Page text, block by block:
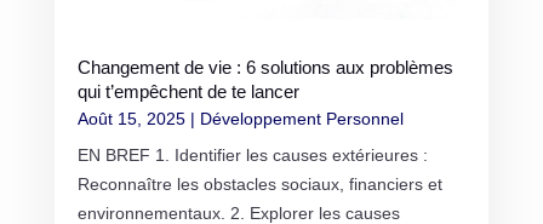
Changement de vie : 6 solutions aux problèmes
qui t’empêchent de te lancer
Août 15, 2025| Développement Personnel
EN BREF 1. Identifier les causes extérieures :
Reconnaître les obstacles sociaux, financiers et
environnementaux. 2. Explorer les causes